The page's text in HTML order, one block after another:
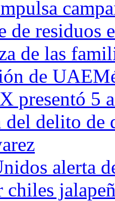
de residuos
de las
de
presentó 5
delito de
alerta
chiles